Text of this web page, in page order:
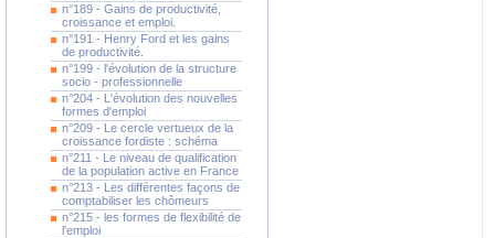
n°189 - Gains de productivité,
croissance et emploi.
n°191 - Henry Ford et les gains
de productivité.
n°199 - l'évolution de la structure
socio - professionnelle
n°204 - L'évolution des nouvelles
formes d'emploi
n°209 - Le cercle vertueux de la
croissance fordiste : schéma
n°211 - Le niveau de qualification
de la population active en France
n°213 - Les différentes façons de
comptabiliser les chômeurs
n°215 - les formes de flexibilité de
l'emploi